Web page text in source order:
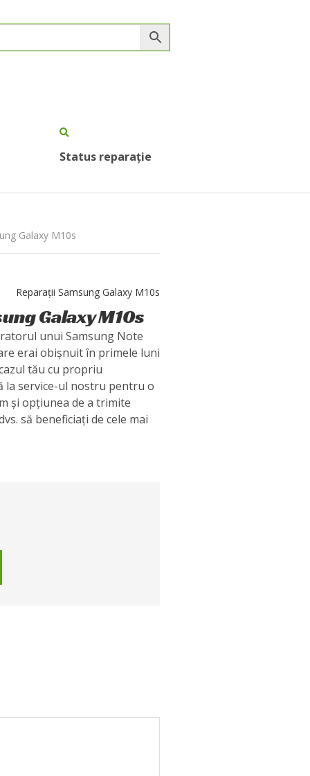
Status reparație
Galaxy M10s
Reparații Samsung Galaxy M10s
Galaxy M10s
unui Samsung Note
erai obișnuit în primele luni
tău cu propriu
la service-ul nostru pentru o
și opțiunea de a trimite
să beneficiați de cele mai